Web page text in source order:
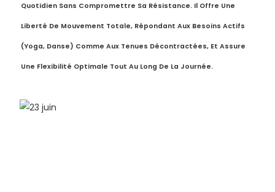
Quotidien Sans Compromettre Sa Résistance. Il Offre Une
Liberté De Mouvement Totale, Répondant Aux Besoins Actifs
(yoga, Danse) Comme Aux Tenues Décontractées, Et Assure
Une Flexibilité Optimale Tout Au Long De La Journée.